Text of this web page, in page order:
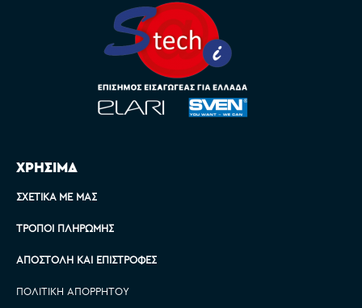
ΧΡΗΣΙΜΑ
ΣΧΕΤΙΚΆ ΜΕ ΜΑΣ
ΤΡΌΠΟΙ ΠΛΗΡΩΜΉΣ
ΑΠΟΣΤΟΛΉ ΚΑΙ ΕΠΙΣΤΡΟΦΈΣ
ΠΟΛΙΤΙΚΉ ΑΠΟΡΡΉΤΟΥ